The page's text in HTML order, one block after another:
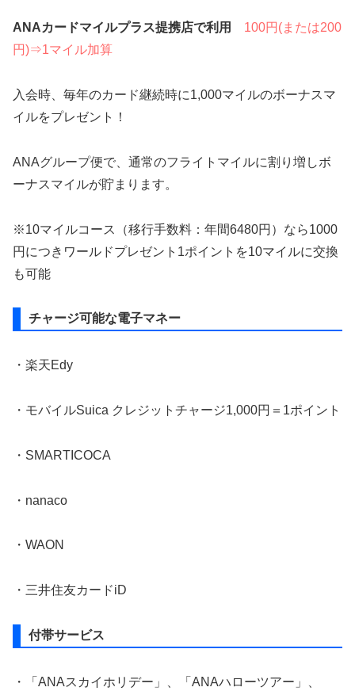
ANAカードマイルプラス提携店で利用
100円(または200
円)⇒1マイル加算
入会時、毎年のカード継続時に1,000マイルのボーナスマ
イルをプレゼント！
ANAグループ便で、通常のフライトマイルに割り増しボ
ーナスマイルが貯まります。
※10マイルコース（移行手数料：年間6480円）なら1000
円につきワールドプレゼント1ポイントを10マイルに交換
も可能
チャージ可能な電子マネー
・楽天Edy
・モバイルSuica クレジットチャージ1,000円＝1ポイント
・SMARTICOCA
・nanaco
・WAON
・三井住友カードiD
付帯サービス
・「ANAスカイホリデー」、「ANAハローツアー」、